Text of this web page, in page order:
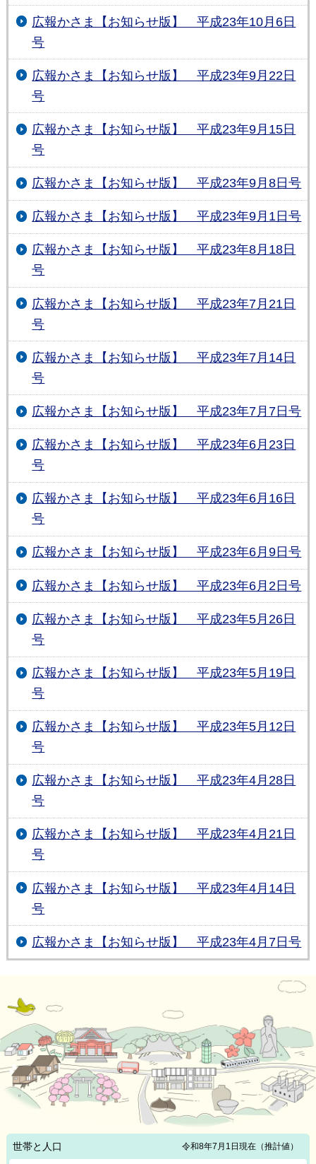
広報かさま【お知らせ版】 平成23年10月6日
号
広報かさま【お知らせ版】 平成23年9月22日
号
広報かさま【お知らせ版】 平成23年9月15日
号
広報かさま【お知らせ版】 平成23年9月8日号
広報かさま【お知らせ版】 平成23年9月1日号
広報かさま【お知らせ版】 平成23年8月18日
号
広報かさま【お知らせ版】 平成23年7月21日
号
広報かさま【お知らせ版】 平成23年7月14日
号
広報かさま【お知らせ版】 平成23年7月7日号
広報かさま【お知らせ版】 平成23年6月23日
号
広報かさま【お知らせ版】 平成23年6月16日
号
広報かさま【お知らせ版】 平成23年6月9日号
広報かさま【お知らせ版】 平成23年6月2日号
広報かさま【お知らせ版】 平成23年5月26日
号
広報かさま【お知らせ版】 平成23年5月19日
号
広報かさま【お知らせ版】 平成23年5月12日
号
広報かさま【お知らせ版】 平成23年4月28日
号
広報かさま【お知らせ版】 平成23年4月21日
号
広報かさま【お知らせ版】 平成23年4月14日
号
広報かさま【お知らせ版】 平成23年4月7日号